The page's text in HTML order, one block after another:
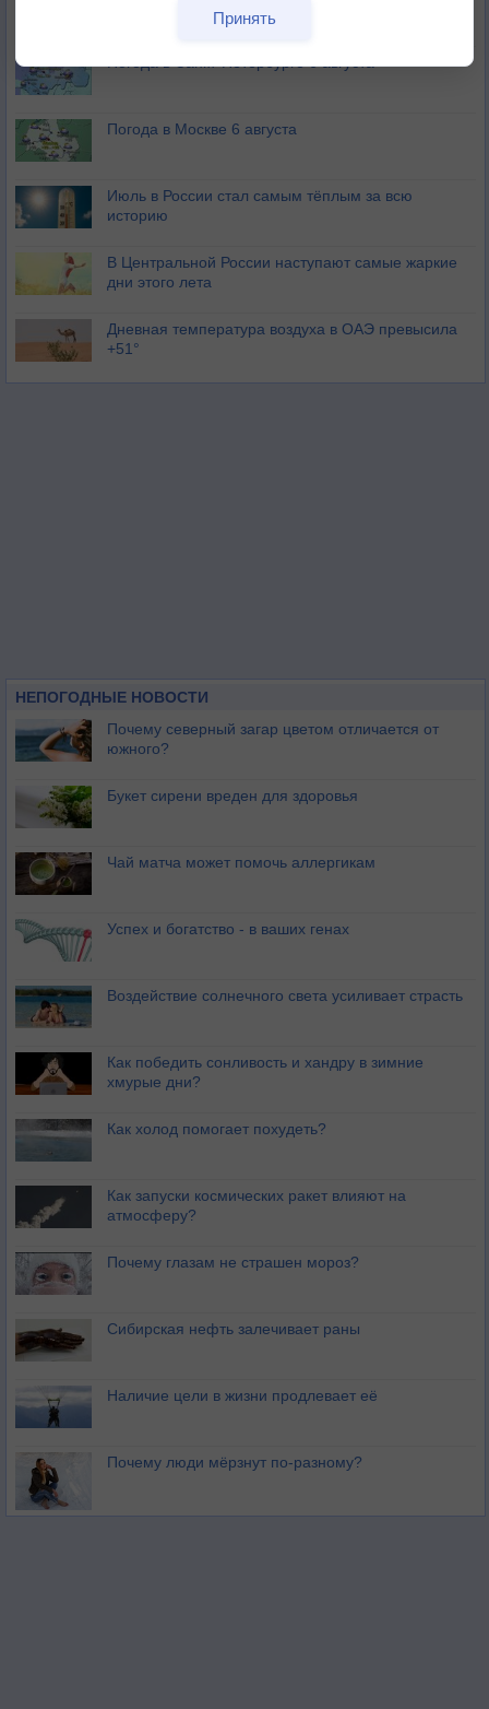
Погода в Санкт-Петербурге 6 августа
Погода в Москве 6 августа
Июль в России стал самым тёплым за всю
историю
В Центральной России наступают самые жаркие
дни этого лета
Дневная температура воздуха в ОАЭ превысила
+51°
НЕПОГОДНЫЕ НОВОСТИ
Почему северный загар цветом отличается от
южного?
Букет сирени вреден для здоровья
Чай матча может помочь аллергикам
Успех и богатство - в ваших генах
Воздействие солнечного света усиливает страсть
Как победить сонливость и хандру в зимние
хмурые дни?
Как холод помогает похудеть?
Как запуски космических ракет влияют на
атмосферу?
Почему глазам не страшен мороз?
Сибирская нефть залечивает раны
Наличие цели в жизни продлевает её
Почему люди мёрзнут по-разному?
Принять